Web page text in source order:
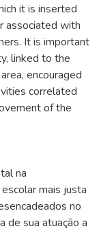
it is inserted
associated with
It is important
linked to the
encouraged
correlated
of the
na
mais justa
no
de sua atuação a